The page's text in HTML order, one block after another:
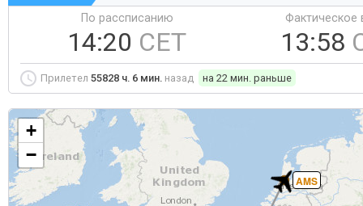
По рассписанию
14:20 CET
Фактическое
13:58
Прилетел 55828 ч. 6 мин. назад на 22 мин. раньше
AMS
+
−